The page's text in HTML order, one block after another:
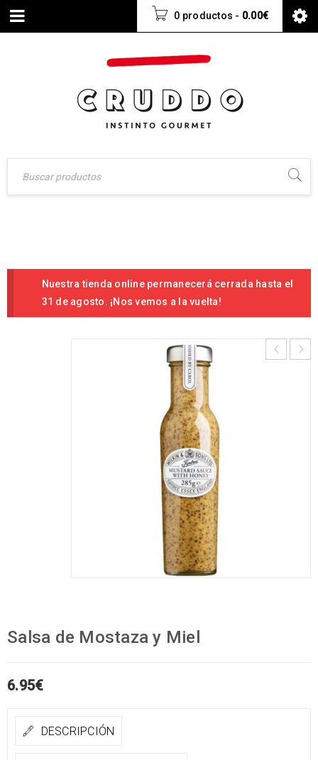
0 productos - 0.00€
Nuestra tienda online permanecerá cerrada hasta el
31 de agosto. ¡Nos vemos a la vuelta!
Salsa de Mostaza y Miel
6.95€
DESCRIPCIÓN